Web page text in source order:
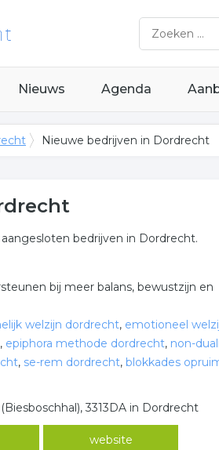
Nieuws Agenda
Nieuwe bedrijven in Dordrecht
bedrijven in Dordrecht.
bij meer balans, bewustzijn en
welzijn dordrecht, emotioneel
, epiphora methode dordrecht, non-
, se-rem dordrecht, blokkades
3313DA in Dordrecht
website